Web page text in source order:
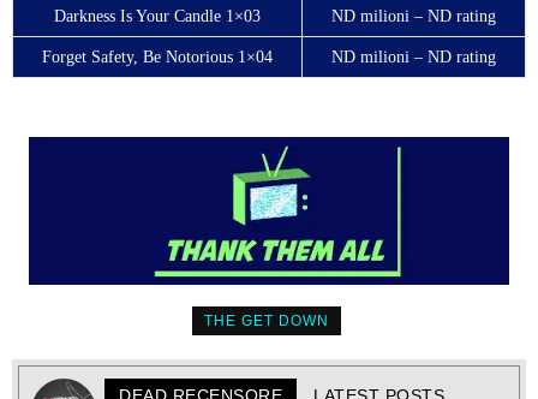
Darkness Is Your Candle 1×03 ND milioni – ND rating
Forget Safety, Be Notorious 1×04 ND milioni – ND rating
THE GET DOWN